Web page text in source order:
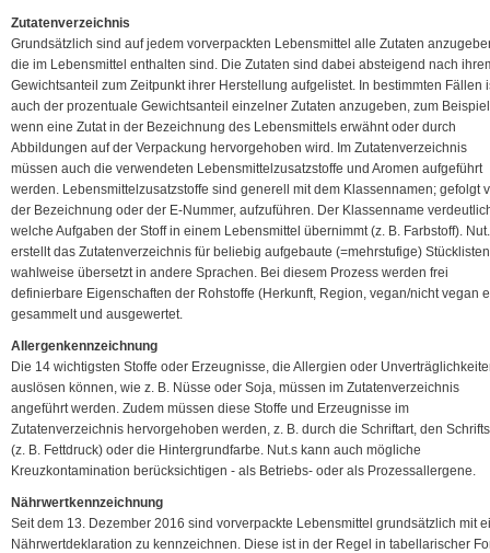
Zutatenverzeichnis
Grundsätzlich sind auf jedem vorverpackten Lebensmittel alle Zutaten
die im Lebensmittel enthalten sind. Die Zutaten sind dabei absteigend nach
Gewichtsanteil zum Zeitpunkt ihrer Herstellung aufgelistet. In bestimmten Fällen
auch der prozentuale Gewichtsanteil einzelner Zutaten anzugeben, zum
wenn eine Zutat in der Bezeichnung des Lebensmittels erwähnt oder durch
Abbildungen auf der Verpackung hervorgehoben wird. Im Zutatenverzeichnis
müssen auch die verwendeten Lebensmittelzusatzstoffe und Aromen aufgeführt
werden. Lebensmittelzusatzstoffe sind generell mit dem Klassennamen; gefolgt
der Bezeichnung oder der E-Nummer, aufzuführen. Der Klassenname
welche Aufgaben der Stoff in einem Lebensmittel übernimmt (z. B. Farbstoff).
erstellt das Zutatenverzeichnis für beliebig aufgebaute (=mehrstufige)
wahlweise übersetzt in andere Sprachen. Bei diesem Prozess werden frei
definierbare Eigenschaften der Rohstoffe (Herkunft, Region, vegan/nicht vegan
gesammelt und ausgewertet.
Allergenkennzeichnung
Die 14 wichtigsten Stoffe oder Erzeugnisse, die Allergien oder
auslösen können, wie z. B. Nüsse oder Soja, müssen im Zutatenverzeichnis
angeführt werden. Zudem müssen diese Stoffe und Erzeugnisse im
Zutatenverzeichnis hervorgehoben werden, z. B. durch die Schriftart, den
(z. B. Fettdruck) oder die Hintergrundfarbe. Nut.s kann auch mögliche
Kreuzkontamination berücksichtigen - als Betriebs- oder als Prozessallergene.
Nährwertkennzeichnung
Seit dem 13. Dezember 2016 sind vorverpackte Lebensmittel grundsätzlich mit
Nährwertdeklaration zu kennzeichnen. Diese ist in der Regel in tabellarischer